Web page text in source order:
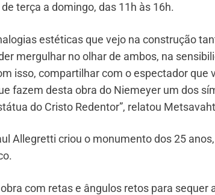
terça a domingo, das 11h às 16h.
estéticas que vejo na construção
mergulhar no olhar de ambos, na
isso, compartilhar com o espectador que
fazem desta obra do Niemeyer um dos
do Cristo Redentor”, relatou
Allegretti criou o monumento dos 25
com retas e ângulos retos para sequer